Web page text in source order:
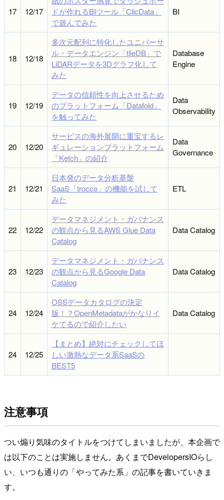
17 12/17
ドが作れるBIツール「ClicData」
で遊んでみた
BI
18 12/18
多次元配列に特化したユニバーサ
ル・データエンジン「tileDB」で
LiDARデータを3Dグラフ化して
みた
Database
Engine
19 12/19
データの信頼性を向上させるため
のプラットフォーム「Datafold」
を触ってみた
Data
Observability
20 12/20
サービスの海外展開に重宝するレ
ギュレーションプラットフォーム
「Ketch」の紹介
Data
Governance
21 12/21
日本発のデータ分析基盤
SaaS「trocco」の機能を試して
みた
ETL
22 12/22
データマネジメント・ガバナンス
の観点から見るAWS Glue Data
Catalog
Data Catalog
23 12/23
データマネジメント・ガバナンス
の観点から見るGoogle Data
Catalog
Data Catalog
24 12/24
OSSデータカタログの決定
版！？OpenMetadataがかなりイ
ケてるので紹介したい
Data Catalog
24 12/25
【まとめ】絶対にチェックしてほ
しい激熱なデータ系SaaSの
BEST5
注意事項
つい煽り気味のタイトルをつけてしまいましたが、本企画で
は以下のことは実施しません。あくまでDevelopersIOらし
い、いつも通りの「やってみた系」の記事を書いていきま
す。